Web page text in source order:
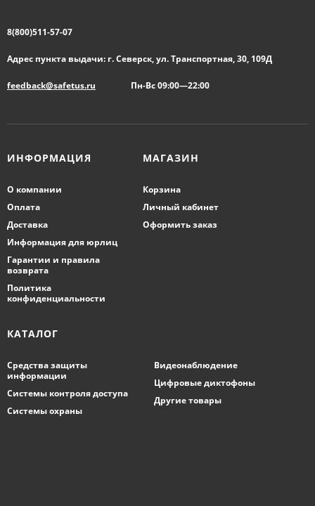
8(800)511-57-07
Адрес пункта выдачи: г. Северск, ул. Транспортная, 30, 109Д
feedback@safetus.ru Пн-Вс 09:00—22:00
ИНФОРМАЦИЯ
О компании
Оплата
Доставка
Информация для юрлиц
Гарантии и правила
возврата
Политика
конфиденциальности
МАГАЗИН
Корзина
Личный кабинет
Оформить заказ
КАТАЛОГ
Средства защиты
информации
Системы контроля доступа
Системы охраны
Видеонаблюдение
Цифровые диктофоны
Другие товары